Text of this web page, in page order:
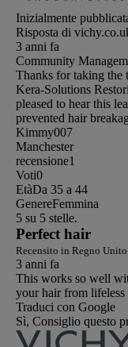
Inizialmente
Risposta di
3 anni fa
Community
Thanks for taking the
Kera-Solutions
pleased to hear this
prevented hair
Kimmy007
Manchester
recensione1
Voti0
EtàDa 35 a 44
GenereFemmina
5 su 5 stelle.
Perfect hair
Recensito in Regno Unito
3 anni fa
This works so well
your hair from
Traduci con Google
Sì, Consiglio questo